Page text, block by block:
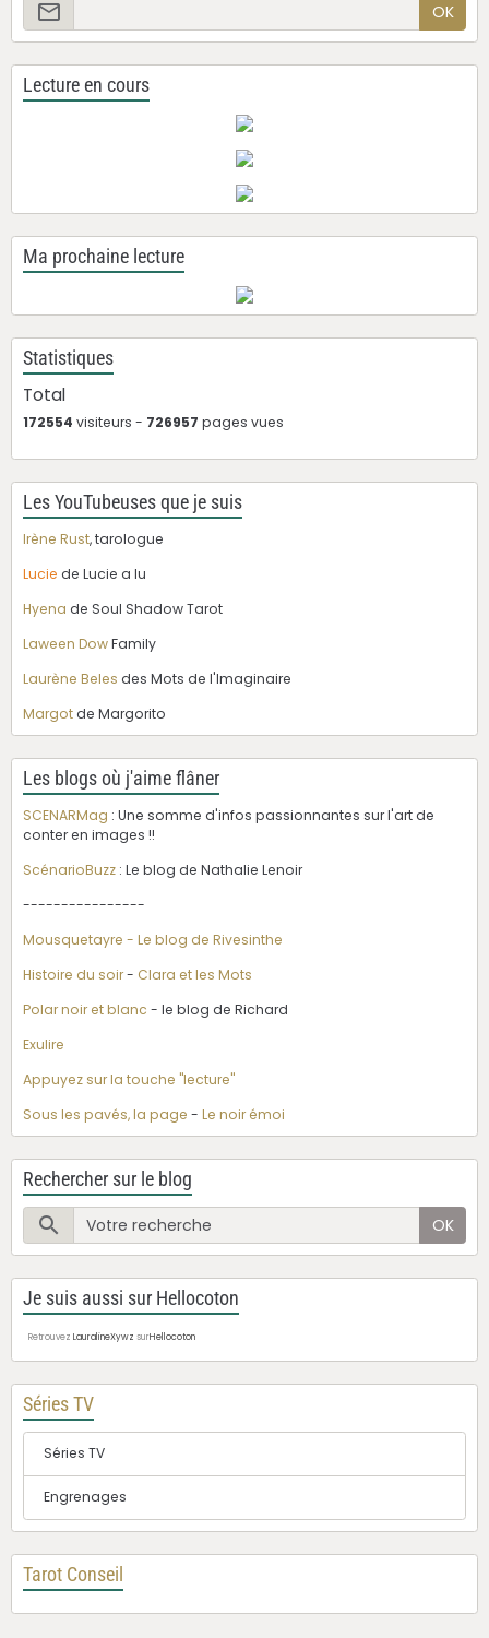
OK
Lecture en cours
Ma prochaine lecture
Statistiques
Total
172554 visiteurs - 726957 pages vues
Les YouTubeuses que je suis
Irène Rust, tarologue
Lucie de Lucie a lu
Hyena de Soul Shadow Tarot
Laween DowFamily
Laurène Beles des Mots de l'Imaginaire
Margotde Margorito
Les blogs où j'aime flâner
SCENARMag : Une somme d'infos passionnantes sur l'art de
conter en images !!
ScénarioBuzz : Le blog de Nathalie Lenoir
----------------
Mousquetayre - Le blog de Rivesinthe
Histoire du soir- Clara et les Mots
Polar noir et blanc - le blog de Richard
Exulire
Appuyez sur la touche "lecture"
Sous les pavés, la page - Le noir émoi
Rechercher sur le blog
OK
Je suis aussi sur Hellocoton
Retrouvez LauralineXywz surHellocoton
Séries TV
Séries TV
Engrenages
Tarot Conseil